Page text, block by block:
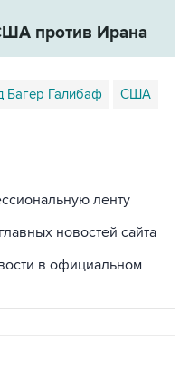
Багер Галибаф США
новостей сайта
в официальном
БПЛА под